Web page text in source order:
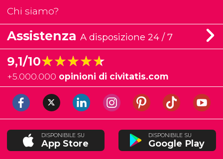
Chi siamo?
Assistenza A disposizione 24 / 7
9,1/10★★★★★
★★★★★
+5.000.000 opinioni di civitatis.com
DISPONIBILE SU
App Store
DISPONIBILE SU
Google Play